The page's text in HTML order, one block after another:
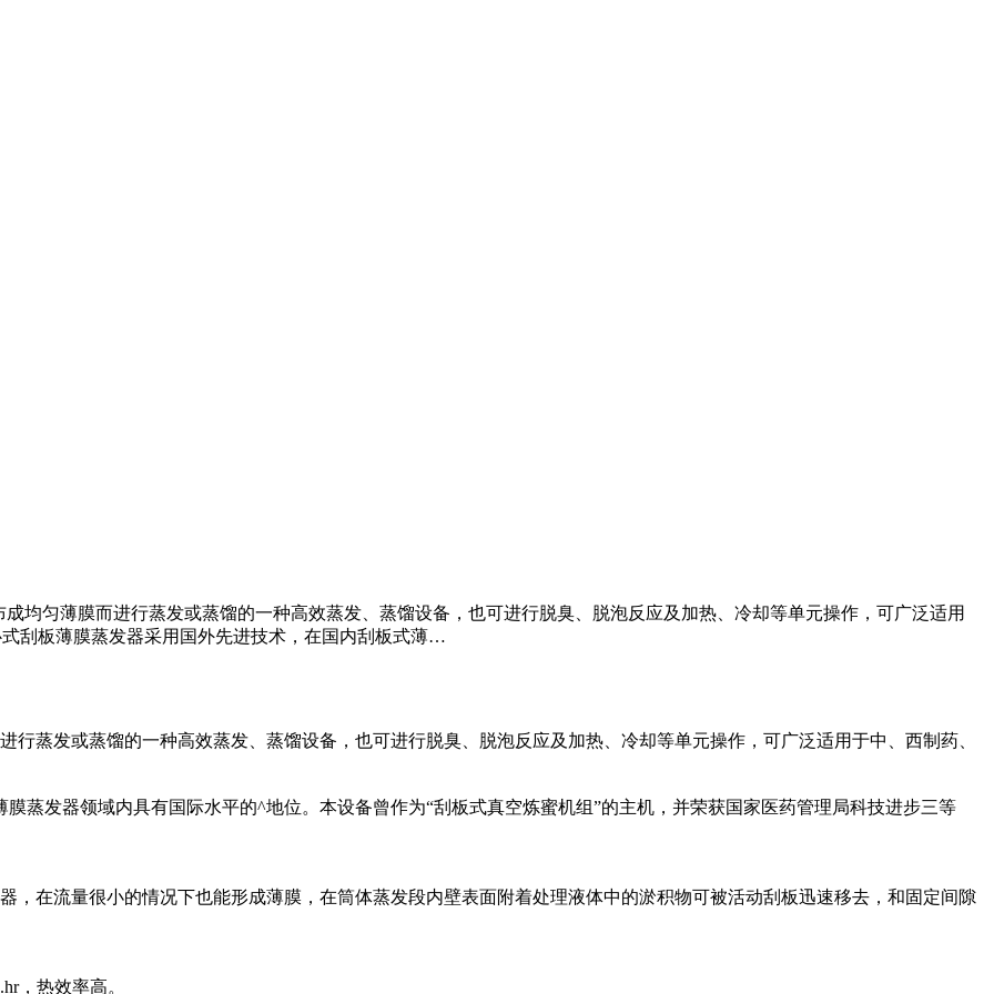
均匀薄膜而进行蒸发或蒸馏的一种高效蒸发、蒸馏设备，也可进行脱臭、脱泡反应及加热、冷却等单元操作，可广泛适用
刮板薄膜蒸发器采用国外先进技术，在国内刮板式薄…
发或蒸馏的一种高效蒸发、蒸馏设备，也可进行脱臭、脱泡反应及加热、冷却等单元操作，可广泛适用于中、西制药、
发器领域内具有国际水平的^地位。本设备曾作为“刮板式真空炼蜜机组”的主机，并荣获国家医药管理局科技进步三等
流量很小的情况下也能形成薄膜，在筒体蒸发段内壁表面附着处理液体中的淤积物可被活动刮板迅速移去，和固定间隙
，热效率高。